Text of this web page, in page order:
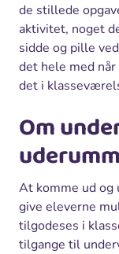
de stillede
aktivitet, noget
sidde og pille
det hele med
det i
Om
At komme ud og
give eleverne
tilgodeses i
tilgange til